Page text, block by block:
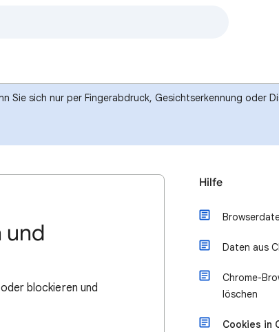
Sie sich nur per Fingerabdruck, Gesichtserkennung oder
und
blockieren und
Hilfe
Daten aus
Chrome-
löschen
Cookies in